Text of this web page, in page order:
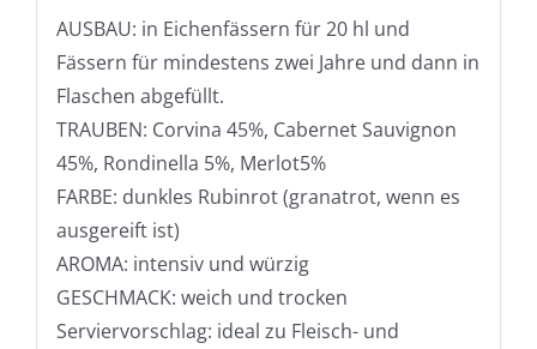
AUSBAU: in Eichenfässern für 20 hl und
Fässern für mindestens zwei Jahre und dann in
Flaschen abgefüllt.
TRAUBEN: Corvina 45%, Cabernet Sauvignon
45%, Rondinella 5%, Merlot5%
FARBE: dunkles Rubinrot (granatrot, wenn es
ausgereift ist)
AROMA: intensiv und würzig
GESCHMACK: weich und trocken
Serviervorschlag: ideal zu Fleisch- und